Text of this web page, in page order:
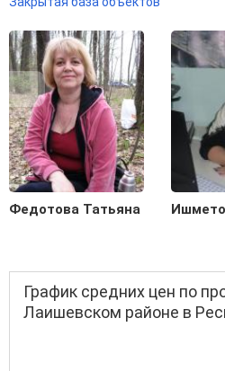
Федотова Татьяна
График средних цен по
Лаишевском районе в